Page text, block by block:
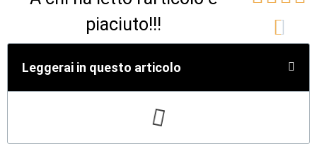
piaciuto!!!

Leggerai in questo articolo